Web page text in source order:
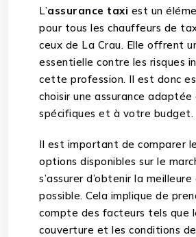
L’assurance taxi est un
pour tous les chauffeurs de
ceux de La Crau. Elle offrent
essentielle contre les risques
cette profession. Il est donc
choisir une assurance adaptée
spécifiques et à votre budget.
Il est important de comparer
options disponibles sur le
s’assurer d’obtenir la
possible. Cela implique de
compte des facteurs tels que
couverture et les conditions de